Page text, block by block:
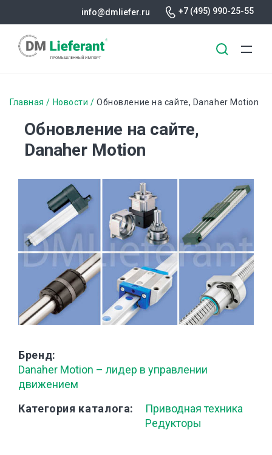
содержанию
info@dmliefer.ru +7 (495) 990-25-55
Строка
навигации
Главная Новости Обновление на сайте, Danaher Motion
Обновление на сайте,
Danaher Motion
Бренд
Danaher Motion – лидер в управлении
движением
Категория каталога
Приводная техника
Редукторы